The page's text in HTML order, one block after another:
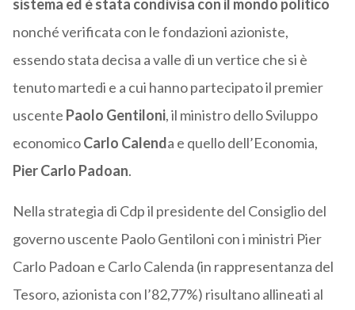
sistema ed è stata condivisa con il mondo politico
nonché verificata con le fondazioni azioniste,
essendo stata decisa a valle di un vertice che si è
tenuto martedi e a cui hanno partecipato il premier
uscente Paolo Gentiloni, il ministro dello Sviluppo
economicoCarlo Calenda e quello dell’Economia,
Pier Carlo Padoan.
Nella strategia di Cdp il presidente del Consiglio del
governo uscente Paolo Gentiloni con i ministri Pier
Carlo Padoan e Carlo Calenda (in rappresentanza del
Tesoro, azionista con l’82,77%) risultano allineati al